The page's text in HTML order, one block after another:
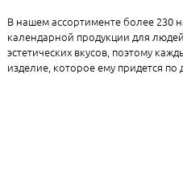
В нашем ассортименте более 230
календарной продукции для
эстетических вкусов, поэтому
изделие, которое ему придется по